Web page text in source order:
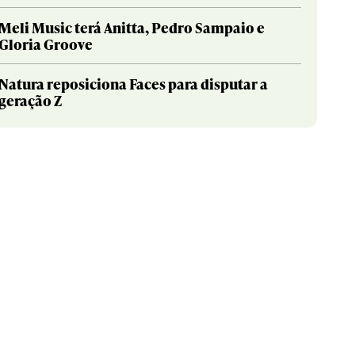
Music terá Anitta, Pedro Sampaio e
Groove
reposiciona Faces para disputar a
Z